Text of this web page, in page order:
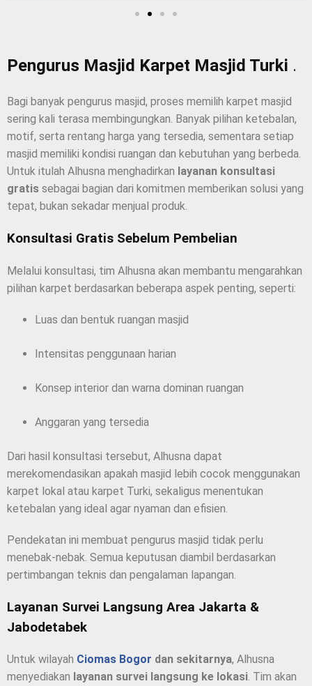
Pengurus Masjid Karpet Masjid Turki .
Bagi banyak pengurus masjid, proses memilih karpet masjid
sering kali terasa membingungkan. Banyak pilihan ketebalan,
motif, serta rentang harga yang tersedia, sementara setiap
masjid memiliki kondisi ruangan dan kebutuhan yang berbeda.
Untuk itulah Alhusna menghadirkan layanan konsultasi
gratis sebagai bagian dari komitmen memberikan solusi yang
tepat, bukan sekadar menjual produk.
Konsultasi Gratis Sebelum Pembelian
Melalui konsultasi, tim Alhusna akan membantu mengarahkan
pilihan karpet berdasarkan beberapa aspek penting, seperti:
Luas dan bentuk ruangan masjid
Intensitas penggunaan harian
Konsep interior dan warna dominan ruangan
Anggaran yang tersedia
Dari hasil konsultasi tersebut, Alhusna dapat
merekomendasikan apakah masjid lebih cocok menggunakan
karpet lokal atau karpet Turki, sekaligus menentukan
ketebalan yang ideal agar nyaman dan efisien.
Pendekatan ini membuat pengurus masjid tidak perlu
menebak-nebak. Semua keputusan diambil berdasarkan
pertimbangan teknis dan pengalaman lapangan.
Layanan Survei Langsung Area Jakarta &
Jabodetabek
Untuk wilayah Ciomas Bogor dan sekitarnya, Alhusna
menyediakan layanan survei langsung ke lokasi. Tim akan